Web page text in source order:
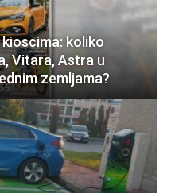
kioscima: koliko
Vitara, Astra u
zemljama?